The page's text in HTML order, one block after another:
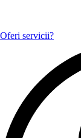
Oferi servicii?